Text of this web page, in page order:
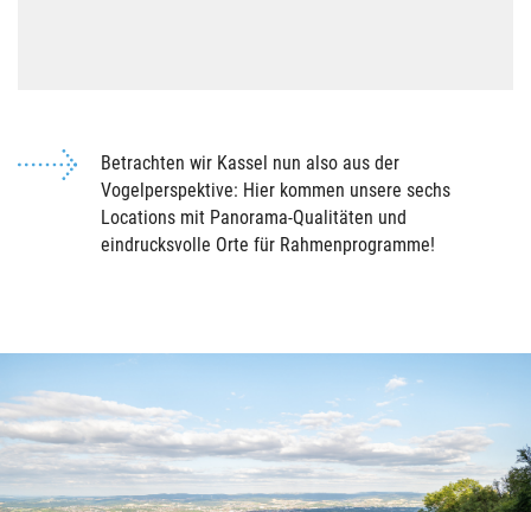
Betrachten wir Kassel nun also aus der
Vogelperspektive: Hier kommen unsere sechs
Locations mit Panorama-Qualitäten und
eindrucksvolle Orte für Rahmenprogramme!